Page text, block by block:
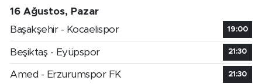
16 Ağustos, Pazar
Başakşehir - Kocaelispor
19:00
Beşiktaş - Eyüpspor 21:30
Amed - Erzurumspor FK 21:30